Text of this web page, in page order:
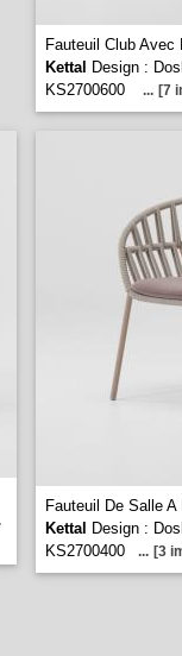
Fauteuil Club
Kettal Design :
KS2700600
... [7
Fauteuil De Salle
Kettal Design :
KS2700400
... [3